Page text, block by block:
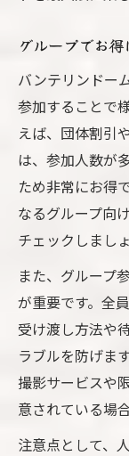
グループでお
バンテリンドー
参加することで
えば、団体割引
は、参加人数が
ため非常にお得
なるグループ向
チェックしましょ
また、グループ
が重要です。全
受け渡し方法や
ラブルを防げま
撮影サービスや
意されている場
注意点として、